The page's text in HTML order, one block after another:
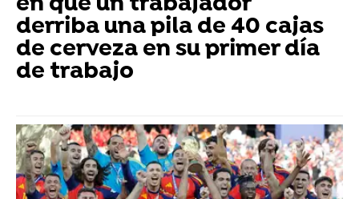
derriba una pila de 40 cajas
de cerveza en su primer día
de trabajo